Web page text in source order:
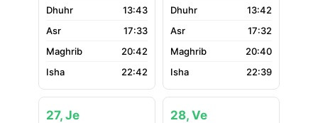
13:43
17:33
20:42
22:42
13:42
17:32
20:40
22:39
27, Je 28, Ve